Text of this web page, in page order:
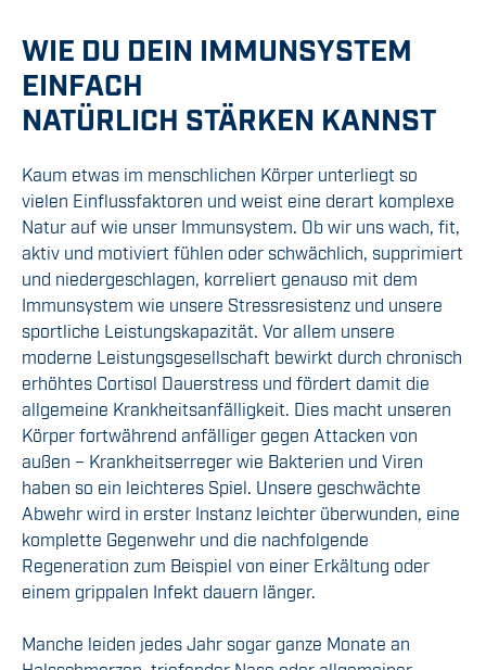
WIE DU DEIN IMMUNSYSTEM
EINFACH
NATÜRLICH STÄRKEN KANNST
Kaum etwas im menschlichen Körper unterliegt so
vielen Einflussfaktoren und weist eine derart komplexe
Natur auf wie unser Immunsystem. Ob wir uns wach, fit,
aktiv und motiviert fühlen oder schwächlich, supprimiert
und niedergeschlagen, korreliert genauso mit dem
Immunsystem wie unsere Stressresistenz und unsere
sportliche Leistungskapazität. Vor allem unsere
moderne Leistungsgesellschaft bewirkt durch chronisch
erhöhtes Cortisol Dauerstress und fördert damit die
allgemeine Krankheitsanfälligkeit. Dies macht unseren
Körper fortwährend anfälliger gegen Attacken von
außen – Krankheitserreger wie Bakterien und Viren
haben so ein leichteres Spiel. Unsere geschwächte
Abwehr wird in erster Instanz leichter überwunden, eine
komplette Gegenwehr und die nachfolgende
Regeneration zum Beispiel von einer Erkältung oder
einem grippalen Infekt dauern länger.
Manche leiden jedes Jahr sogar ganze Monate an